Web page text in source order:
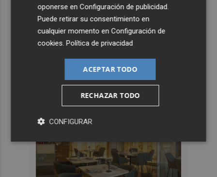
oponerse enConfiguración de publicidad
Puede retirar su consentimiento en
cualquier momento enConfiguración de
cookies .Política de privacidad
ACEPTAR TODO
RECHAZAR TODO
CONFIGURAR